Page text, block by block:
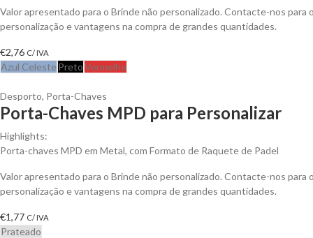
Valor apresentado para o Brinde não personalizado. Contacte-nos para
personalização e vantagens na compra de grandes quantidades.
€2,76 C/ IVA
Azul Celeste PretoVermelho
Desporto, Porta-Chaves
Porta-Chaves MPD para Personalizar
Highlights:
Porta-chaves MPD em Metal, com Formato de Raquete de Padel
Valor apresentado para o Brinde não personalizado. Contacte-nos para
personalização e vantagens na compra de grandes quantidades.
€1,77 C/ IVA
Prateado